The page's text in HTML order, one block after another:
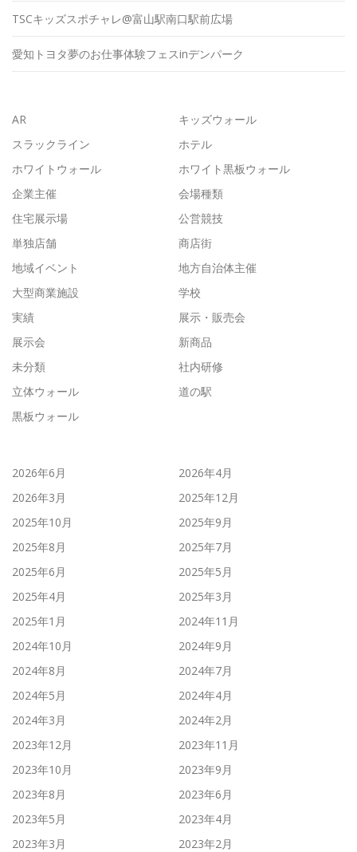
TSCキッズスポチャレ@富山駅南口駅前広場
愛知トヨタ夢のお仕事体験フェスinデンパーク
AR
キッズウォール
スラックライン
ホテル
ホワイトウォール
ホワイト黒板ウォール
企業主催
会場種類
住宅展示場
公営競技
単独店舗
商店街
地域イベント
地方自治体主催
大型商業施設
学校
実績
展示・販売会
展示会
新商品
未分類
社内研修
立体ウォール
道の駅
黒板ウォール
2026年6月
2026年4月
2026年3月
2025年12月
2025年10月
2025年9月
2025年8月
2025年7月
2025年6月
2025年5月
2025年4月
2025年3月
2025年1月
2024年11月
2024年10月
2024年9月
2024年8月
2024年7月
2024年5月
2024年4月
2024年3月
2024年2月
2023年12月
2023年11月
2023年10月
2023年9月
2023年8月
2023年6月
2023年5月
2023年4月
2023年3月
2023年2月